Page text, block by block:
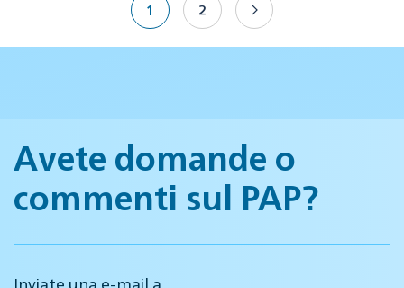
1 2
Avete domande o
commenti sul PAP?
Inviate una e-mail a